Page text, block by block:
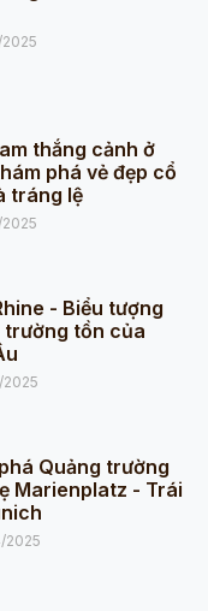
thắng cảnh ở
phá vẻ đẹp cổ
tráng lệ
- Biểu tượng
trường tồn của
Quảng trường
Marienplatz - Trái
2025